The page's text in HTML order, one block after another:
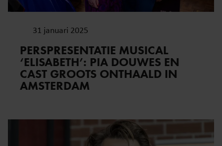
31 januari 2025
PERSPRESENTATIE MUSICAL
‘ELISABETH’: PIA DOUWES EN
CAST GROOTS ONTHAALD IN
AMSTERDAM